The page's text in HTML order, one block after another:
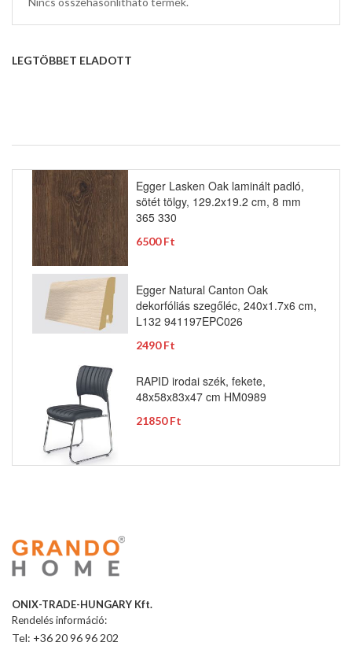
LEGTÖBBET ELADOTT
Egger Lasken Oak laminált padló,
sötét tölgy, 129.2x19.2 cm, 8 mm
365 330
6500 Ft
Egger Natural Canton Oak
dekorfóliás szegőléc, 240x1.7x6 cm,
L132 941197EPC026
2490 Ft
RAPID irodai szék, fekete,
48x58x83x47 cm HM0989
21850 Ft
ONIX-TRADE-HUNGARY Kft.
Rendelés információ:
Tel: +36 20 96 96 202